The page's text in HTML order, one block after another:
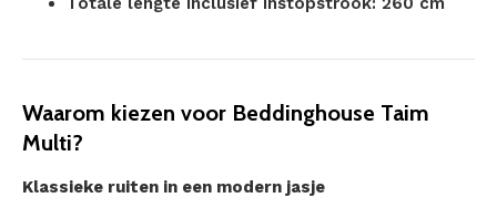
Waarom kiezen voor Beddinghouse Taim
Multi?
Klassieke ruiten in een modern jasje